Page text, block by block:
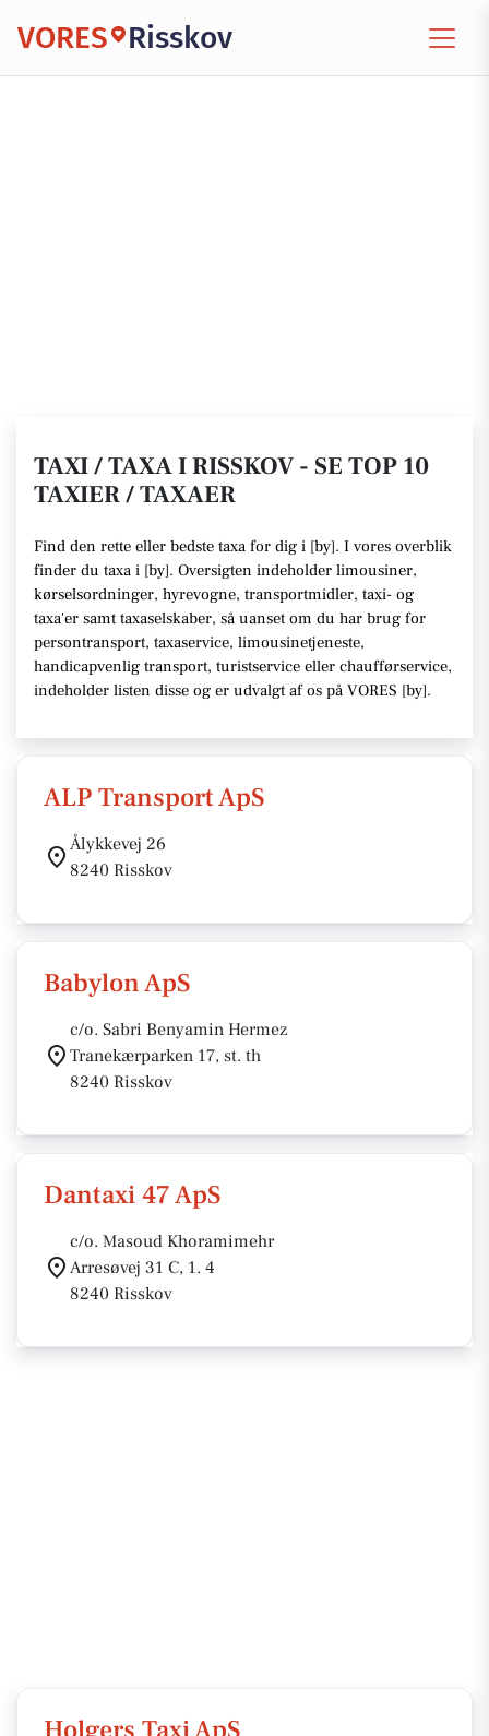
VORES Risskov
TAXI / TAXA I RISSKOV - SE TOP 10
TAXIER / TAXAER
Find den rette eller bedste taxa for dig i [by]. I vores overblik
finder du taxa i [by]. Oversigten indeholder limousiner,
kørselsordninger, hyrevogne, transportmidler, taxi- og
taxa'er samt taxaselskaber, så uanset om du har brug for
persontransport, taxaservice, limousinetjeneste,
handicapvenlig transport, turistservice eller chaufførservice,
indeholder listen disse og er udvalgt af os på VORES [by].
ALP Transport ApS
Ålykkevej 26
8240 Risskov
Babylon ApS
c/o. Sabri Benyamin Hermez
Tranekærparken 17, st. th
8240 Risskov
Dantaxi 47 ApS
c/o. Masoud Khoramimehr
Arresøvej 31 C, 1. 4
8240 Risskov